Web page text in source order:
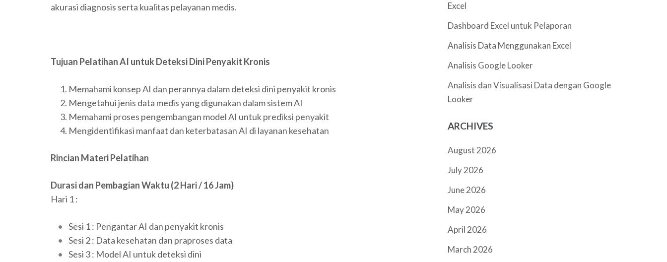
akurasi diagnosis serta kualitas pelayanan medis.
Tujuan Pelatihan AI untuk Deteksi Dini Penyakit Kronis
Memahami konsep AI dan perannya dalam deteksi dini penyakit kronis
Mengetahui jenis data medis yang digunakan dalam sistem AI
Memahami proses pengembangan model AI untuk prediksi penyakit
Mengidentifikasi manfaat dan keterbatasan AI di layanan kesehatan
Rincian Materi Pelatihan
Durasi dan Pembagian Waktu (2 Hari / 16 Jam)
Hari 1 :
Sesi 1 : Pengantar AI dan penyakit kronis
Sesi 2 : Data kesehatan dan praproses data
Sesi 3 : Model AI untuk deteksi dini
Excel
Dashboard Excel untuk Pelaporan
Analisis Data Menggunakan Excel
Analisis Google Looker
Analisis dan Visualisasi Data dengan Google
Looker
ARCHIVES
August 2026
July 2026
June 2026
May 2026
April 2026
March 2026